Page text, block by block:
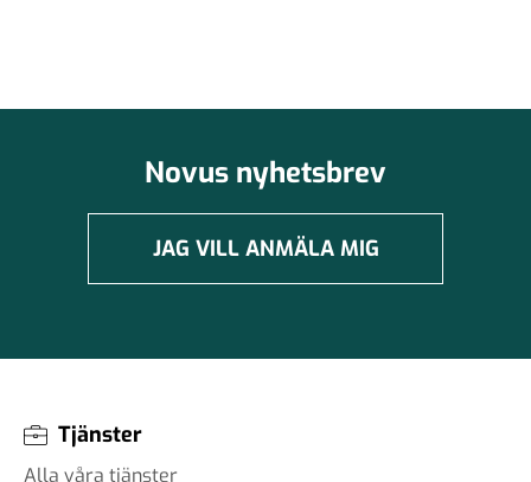
Novus nyhetsbrev
JAG VILL ANMÄLA MIG
Tjänster
Alla våra tjänster